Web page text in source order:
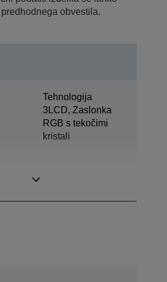
obvestila.
Tehnologija
3LCD, Zaslonka
RGB s tekočimi
kristali